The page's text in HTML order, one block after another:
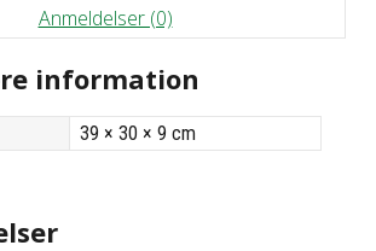
Anmeldelser (0)
information
39 × 30 × 9 cm